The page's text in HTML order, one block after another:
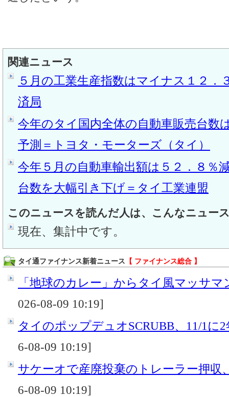
関連ニュース
５月の工業生産指数はマイナス１２．
済局
今年のタイ国内全体の自動車販売台数
予測＝トヨタ・モーターズ（タイ）
今年５月の自動車輸出額は５２．８％
台数を大幅引き下げ＝タイ工業連盟
このニュースを読んだ人は、こんなニュー
現在、集計中です。
タイ通ファイナンス新着ニュース 【 ファイナンス総合 】
「地球のカレー」からタイ風マッサマ
026-08-09 10:19]
タイのポップデュオSCRUBB、11/1に
6-08-09 10:19]
サケーオで産廃投棄のトレーラー押収
6-08-09 10:19]